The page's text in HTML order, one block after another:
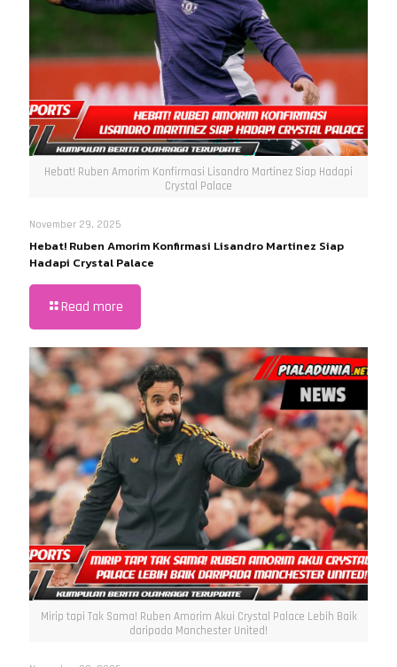
Hebat! Ruben Amorim Konfirmasi Lisandro Martinez Siap Hadapi
Crystal Palace
November 29, 2025
Hebat! Ruben Amorim Konfirmasi Lisandro Martinez Siap
Hadapi Crystal Palace
Read more
Mirip tapi Tak Sama! Ruben Amorim Akui Crystal Palace Lebih Baik
daripada Manchester United!